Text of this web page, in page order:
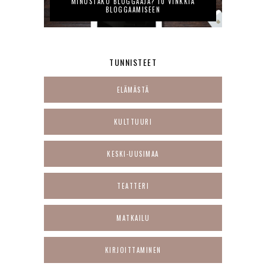
BLOGGAAMISEEN
TUNNISTEET
ELÄMÄSTÄ
KULTTUURI
KESKI-UUSIMAA
TEATTERI
MATKAILU
KIRJOITTAMINEN